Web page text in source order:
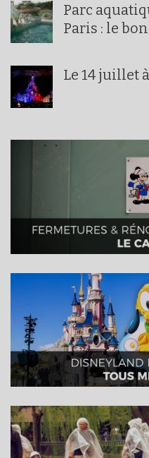
Parc
Paris : le
Le 14 juillet